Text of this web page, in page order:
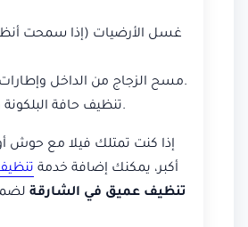
غسل الأرضيات (إذا سمحت
مسح الزجاج من الداخل وإطارات الألمنيوم.
تنظيف حافة البلكونة والدرابزين.
إذا كنت تمتلك فيلا مع حوش
أكبر، يمكنك إضافة خدمة
تنظيف عميق في الشارقة